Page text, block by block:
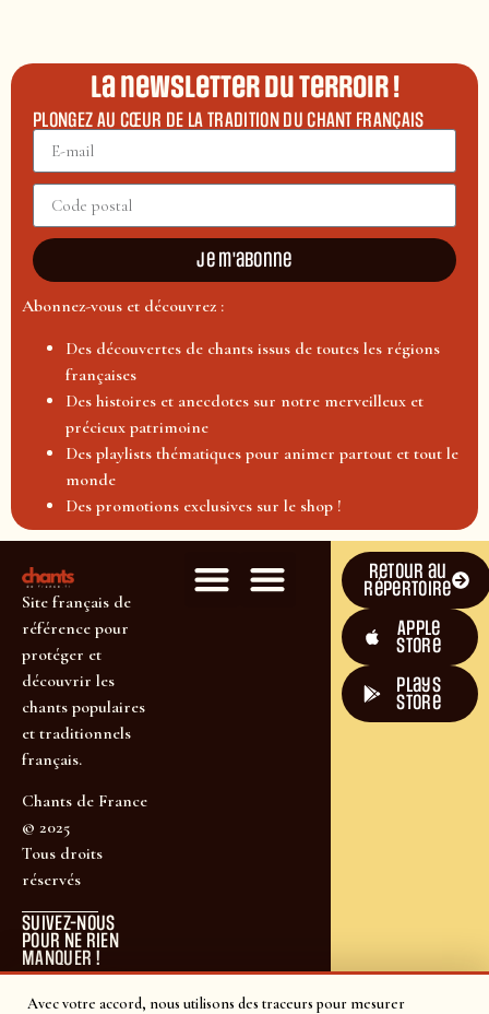
Avec votre accord, nous utilisons des traceurs pour mesurer
La newsletter du terroir !
PLONGEZ AU CŒUR DE LA TRADITION DU CHANT FRANÇAIS
Je m'abonne
Abonnez-vous et découvrez :
Des découvertes de chants issus de toutes les régions
françaises
Des histoires et anecdotes sur notre merveilleux et
précieux patrimoine
Des playlists thématiques pour animer partout et tout le
monde
Des promotions exclusives sur le shop !
Site français de
référence pour
protéger et
découvrir les
chants populaires
et traditionnels
français.
Chants de France
© 2025
Tous droits
réservés
SUIVEZ-NOUS
POUR NE RIEN
MANQUER !
Retour au
répertoire
Apple
Store
plays
store